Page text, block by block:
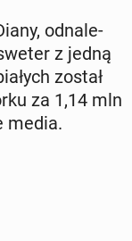
od­na­le­
z jedną
został
za 1,14 mln
media.